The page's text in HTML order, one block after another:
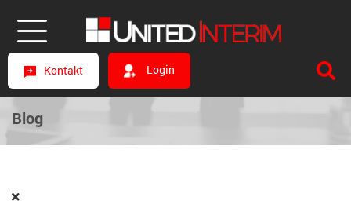
Kontakt Login
Blog